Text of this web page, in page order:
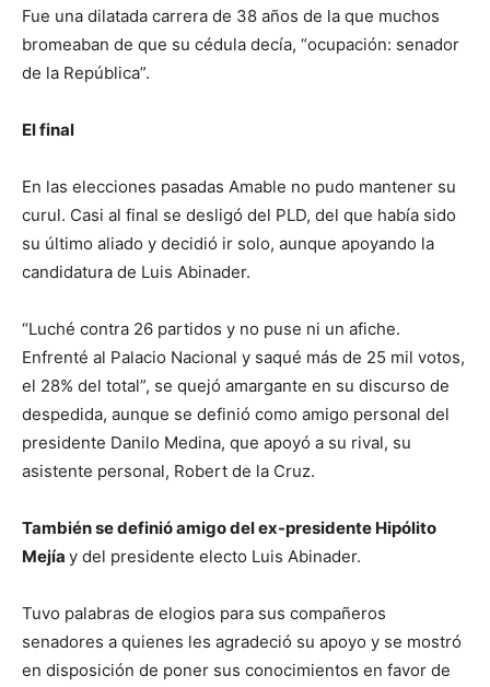
Fue una dilatada carrera de 38 años de la que muchos
bromeaban de que su cédula decía, “ocupación: senador
de la República”.
El final
En las elecciones pasadas Amable no pudo mantener su
curul. Casi al final se desligó del PLD, del que había sido
su último aliado y decidió ir solo, aunque apoyando la
candidatura de Luis Abinader.
“Luché contra 26 partidos y no puse ni un afiche.
Enfrenté al Palacio Nacional y saqué más de 25 mil votos,
el 28% del total”, se quejó amargante en su discurso de
despedida, aunque se definió como amigo personal del
presidente Danilo Medina, que apoyó a su rival, su
asistente personal, Robert de la Cruz.
También se definió amigo del ex-presidente Hipólito
Mejía y del presidente electo Luis Abinader.
Tuvo palabras de elogios para sus compañeros
senadores a quienes les agradeció su apoyo y se mostró
en disposición de poner sus conocimientos en favor de